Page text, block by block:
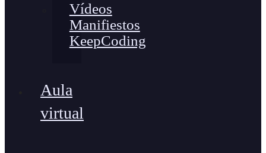
Vídeos
Manifiestos
KeepCoding
Aula
virtual